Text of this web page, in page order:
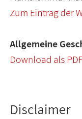
Zum Eintrag der
Allgemeine
Download als
Disclaimer